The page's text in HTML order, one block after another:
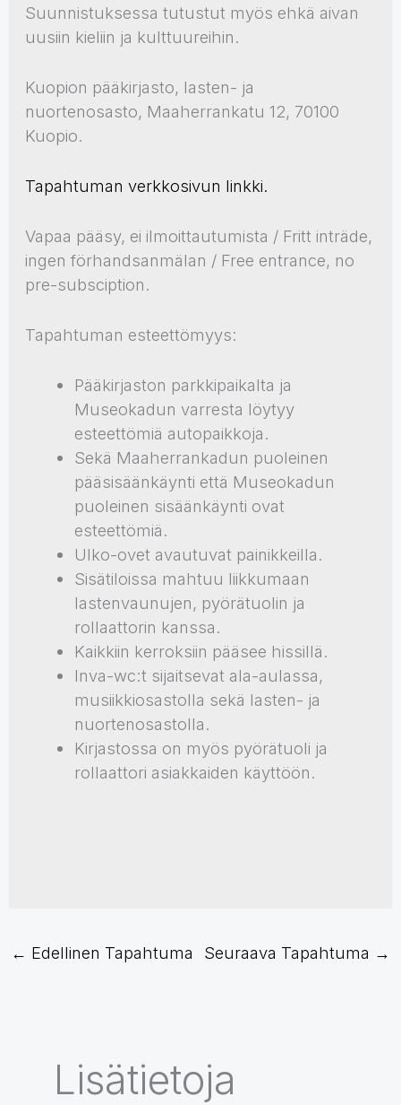
Suunnistuksessa tutustut myös ehkä aivan
uusiin kieliin ja kulttuureihin.
Kuopion pääkirjasto, lasten- ja
nuortenosasto, Maaherrankatu 12, 70100
Kuopio.
Tapahtuman verkkosivun linkki.
Vapaa pääsy, ei ilmoittautumista / Fritt inträde,
ingen förhandsanmälan / Free entrance, no
pre-subsciption.
Tapahtuman esteettömyys:
Pääkirjaston parkkipaikalta ja
Museokadun varresta löytyy
esteettömiä autopaikkoja.
Sekä Maaherrankadun puoleinen
pääsisäänkäynti että Museokadun
puoleinen sisäänkäynti ovat
esteettömiä.
Ulko-ovet avautuvat painikkeilla.
Sisätiloissa mahtuu liikkumaan
lastenvaunujen, pyörätuolin ja
rollaattorin kanssa.
Kaikkiin kerroksiin pääsee hissillä.
Inva-wc:t sijaitsevat ala-aulassa,
musiikkiosastolla sekä lasten- ja
nuortenosastolla.
Kirjastossa on myös pyörätuoli ja
rollaattori asiakkaiden käyttöön.
← Edellinen Tapahtuma Seuraava Tapahtuma →
Lisätietoja